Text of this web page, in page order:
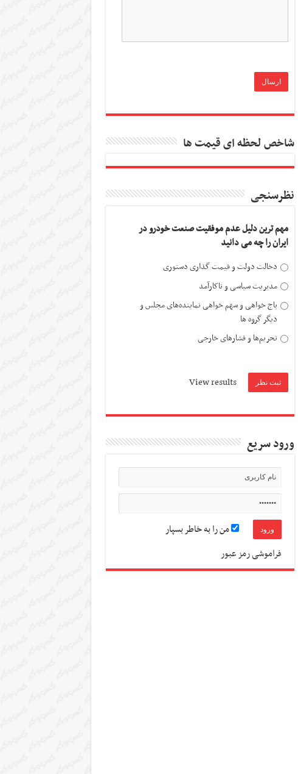
شاخص لحظه ای قیمت ها
نظرسنجی
مهم ترین دلیل عدم موفقیت صنعت خودرو در
ایران را چه می دانید
دخالت دولت و قیمت گذاری دستوری
مدیریت سیاسی و ناکارآمد
باج خواهی و سهم خواهی نماینده‌های مجلس و
دیگر گروه ها
تحریم‌ها و فشارهای خارجی
View results
ورود سریع
من را به خاطر بسپار
فراموشی رمز عبور